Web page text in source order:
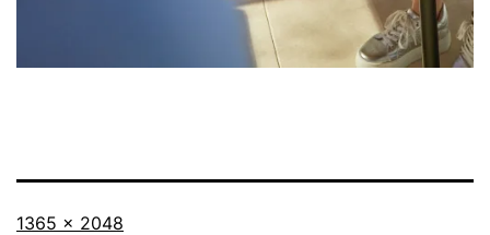
Originalgröße
1365 × 2048